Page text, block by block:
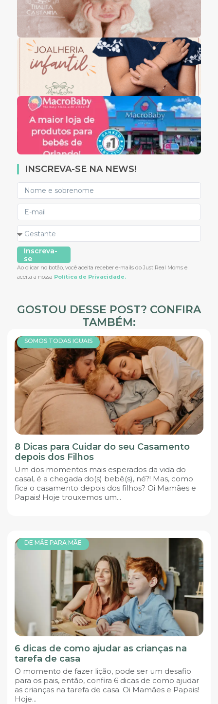
INSCREVA-SE NA NEWS!
Inscreva-
se
Ao clicar no botão, você aceita receber e-mails do Just Real Moms e
aceita a nossa Política de Privacidade.
GOSTOU DESSE POST? CONFIRA
TAMBÉM:
SOMOS TODAS IGUAIS
8 Dicas para Cuidar do seu Casamento
depois dos Filhos
Um dos momentos mais esperados da vida do
casal, é a chegada do(s) bebê(s), né?! Mas, como
fica o casamento depois dos filhos? Oi Mamães e
Papais! Hoje trouxemos um...
DE MÃE PARA MÃE
6 dicas de como ajudar as crianças na
tarefa de casa
O momento de fazer lição, pode ser um desafio
para os pais, então, confira 6 dicas de como ajudar
as crianças na tarefa de casa. Oi Mamães e Papais!
Hoje...